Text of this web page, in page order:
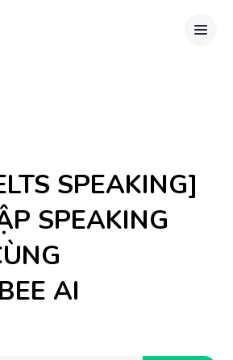
SPEAKING
AI